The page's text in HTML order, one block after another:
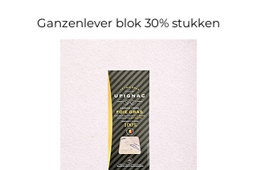
Ganzenlever blok 30% stukken